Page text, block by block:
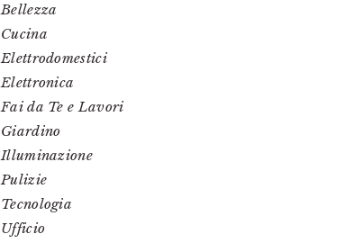
Bellezza
Cucina
Elettrodomestici
Elettronica
Fai da Te e Lavori
Giardino
Illuminazione
Pulizie
Tecnologia
Ufficio